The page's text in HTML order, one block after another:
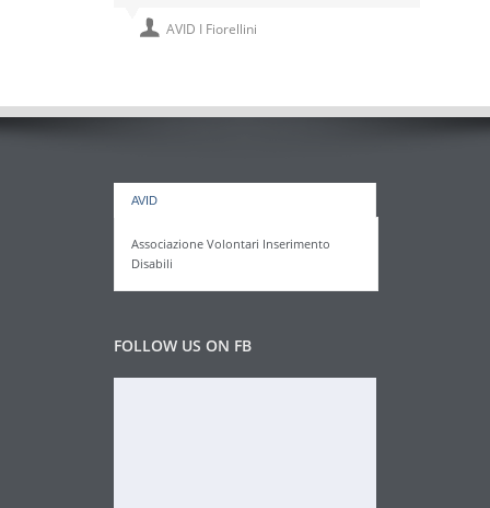
AVID I Fiorellini
AVID
Associazione Volontari Inserimento
Disabili
FOLLOW US ON FB